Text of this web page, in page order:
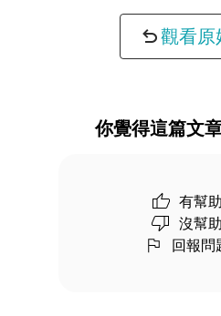
觀看原
你覺得這篇文
有幫助
沒幫助
回報問